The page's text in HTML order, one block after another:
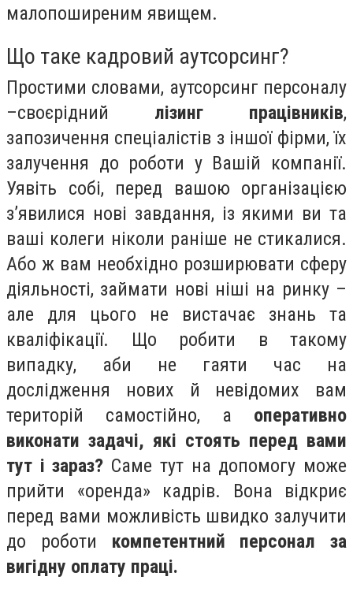
малопоширеним явищем.
Що таке кадровий аутсорсинг?
Простими словами, аутсорсинг персоналу
–своєрідний лізинг працівників,
запозичення спеціалістів з іншої фірми, їх
залучення до роботи у Вашій компанії.
Уявіть собі, перед вашою організацією
з’явилися нові завдання, із якими ви та
ваші колеги ніколи раніше не стикалися.
Або ж вам необхідно розширювати сферу
діяльності, займати нові ніші на ринку –
але для цього не вистачає знань та
кваліфікації. Що робити в такому
випадку, аби не гаяти час на
дослідження нових й невідомих вам
територій самостійно, а оперативно
виконати задачі, які стоять перед вами
тут і зараз? Саме тут на допомогу може
прийти «оренда» кадрів. Вона відкриє
перед вами можливість швидко залучити
до роботи компетентний персонал за
вигідну оплату праці.